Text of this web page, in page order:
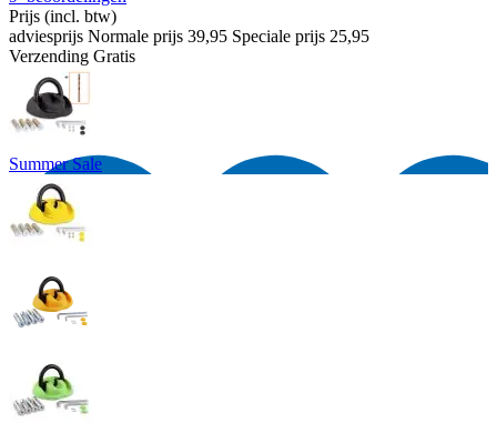
Prijs (incl. btw)
adviesprijs Normale prijs 39,95 Speciale prijs 25,95
Verzending Gratis
Summer Sale